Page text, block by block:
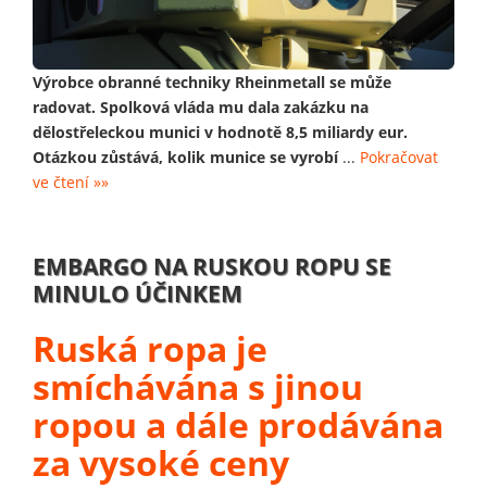
Výrobce obranné techniky Rheinmetall se může
radovat. Spolková vláda mu dala zakázku na
dělostřeleckou munici v hodnotě 8,5 miliardy eur.
Otázkou zůstává, kolik munice se vyrobí... Pokračovat
ve čtení »»
EMBARGO NA RUSKOU ROPU SE
MINULO ÚČINKEM
Ruská ropa je
smíchávána s jinou
ropou a dále prodávána
za vysoké ceny